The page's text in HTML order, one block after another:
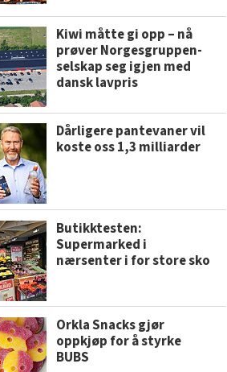
Kiwi måtte gi opp – nå
prøver Norgesgruppen-
selskap seg igjen med
dansk lavpris
Dårligere pantevaner vil
koste oss 1,3 milliarder
Butikktesten:
Supermarked i
nærsenter i for store sko
Orkla Snacks gjør
oppkjøp for å styrke
BUBS